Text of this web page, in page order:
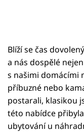
Blíží se čas
a nás dospělé
s našimi domácími
příbuzné nebo
postarali, klasikou
této nabídce
ubytování u